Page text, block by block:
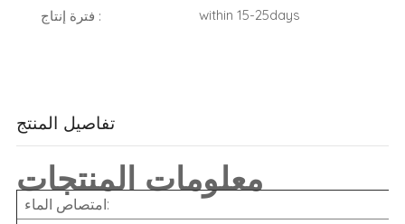
فترة إنتاج : within 15-25days
تفاصيل المنتج
معلومات المنتجات
امتصاص الماء: